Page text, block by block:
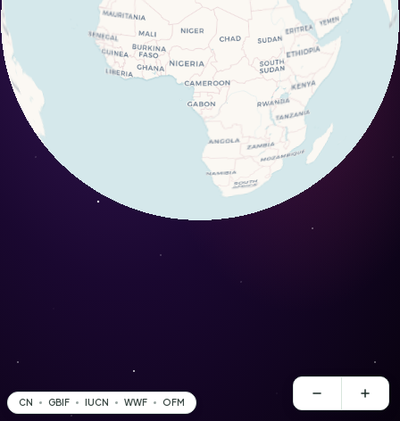
CN GBIF IUCN WWF OFM